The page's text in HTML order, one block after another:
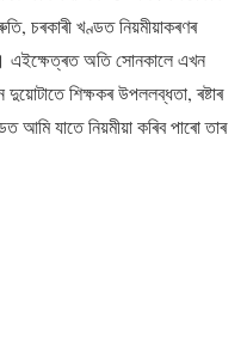
চৰকাৰী খণ্ডত নিয়মীয়াকৰণৰ
অতি সোনকালে এখন
শিক্ষকৰ উপললব্ধতা, ৰষ্টাৰ
আমি যাতে নিয়মীয়া কৰিব পাৰো তাৰ